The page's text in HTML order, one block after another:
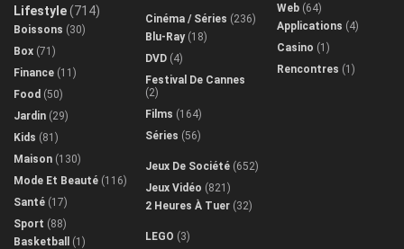
Lifestyle(714)
Boissons (30)
Box (71)
Finance (11)
Food (50)
Jardin (29)
Kids (81)
Maison (130)
Mode Et Beauté (116)
Santé (17)
Sport (88)
Basketball
(1)
Cinéma / Séries (236)
Blu-Ray(18)
DVD (4)
Festival De Cannes
(2)
Films (164)
Séries (56)
Jeux De Société (652)
Jeux Vidéo (821)
2 Heures À Tuer (32)
LEGO (3)
Web (64)
Applications (4)
Casino (1)
Rencontres (1)